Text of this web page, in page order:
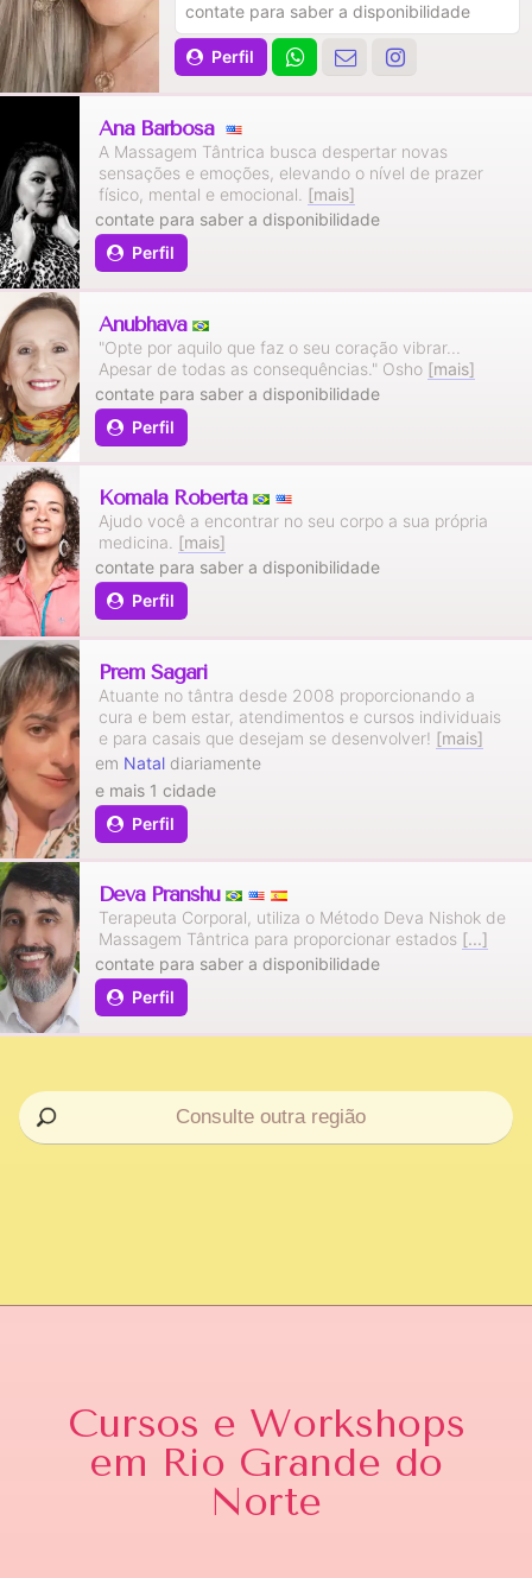
Perfil
contate para saber a disponibilidade
Ana Barbosa
A Massagem Tântrica busca despertar novas
sensações e emoções, elevando o nível de prazer
físico, mental e emocional. [mais]
Perfil
contate para saber a disponibilidade
Anubhava
"Opte por aquilo que faz o seu coração vibrar...
Apesar de todas as consequências." Osho [mais]
Perfil
contate para saber a disponibilidade
Komala Roberta
Ajudo você a encontrar no seu corpo a sua própria
medicina. [mais]
Perfil
contate para saber a disponibilidade
Prem Sagari
Atuante no tântra desde 2008 proporcionando a
cura e bem estar, atendimentos e cursos individuais
e para casais que desejam se desenvolver! [mais]
Perfil
em Nataldiariamente
e mais 1 cidade
Deva Pranshu
Terapeuta Corporal, utiliza o Método Deva Nishok de
Massagem Tântrica para proporcionar estados [...]
Perfil
contate para saber a disponibilidade
Cursos e Workshops
em Rio Grande do
Norte